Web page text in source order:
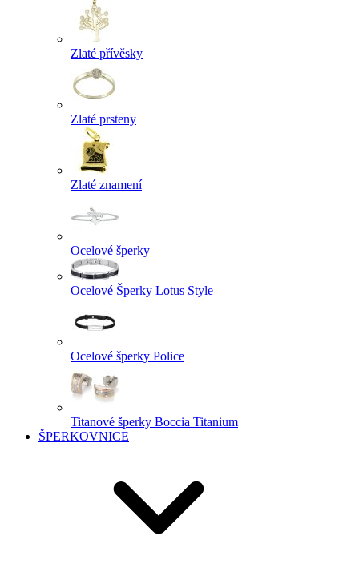
Zlaté přívěsky
Zlaté prsteny
Zlaté znamení
Ocelové šperky
Ocelové Šperky Lotus Style
Ocelové šperky Police
Titanové šperky Boccia Titanium
ŠPERKOVNICE